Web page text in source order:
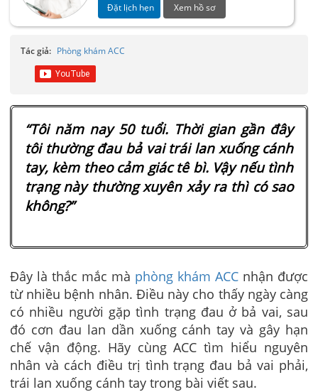
Đặt lịch hẹn Xem hồ sơ
Tác giả: Phòng khám ACC
“Tôi năm nay 50 tuổi. Thời gian gần đây
tôi thường đau bả vai trái lan xuống cánh
tay, kèm theo cảm giác tê bì. Vậy nếu tình
trạng này thường xuyên xảy ra thì có sao
không?”
Đây là thắc mắc mà phòng khám ACC nhận được
từ nhiều bệnh nhân. Điều này cho thấy ngày càng
có nhiều người gặp tình trạng đau ở bả vai, sau
đó cơn đau lan dần xuống cánh tay và gây hạn
chế vận động. Hãy cùng ACC tìm hiểu nguyên
nhân và cách điều trị tình trạng đau bả vai phải,
trái lan xuống cánh tay trong bài viết sau.